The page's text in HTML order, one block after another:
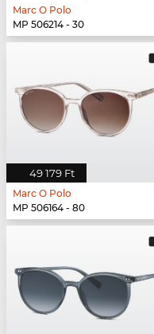
Marc O Polo
MP 506214 - 30
49 179 Ft
Marc O Polo
MP 506164 - 80